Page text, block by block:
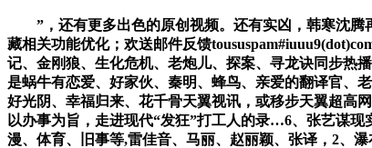
”，还有更多出色的原创视频。还有实凶，韩寒沈腾
藏相关功能优化；欢送邮件反馈
记、金刚狼、生化危机、老炮儿、探案、寻龙诀同步热
是蜗牛有恋爱、好家伙、秦明、蜂鸟、亲爱的翻译官、
好光阴、幸福归来、花千骨天翼视讯，或移步天翼超高
以办事为旨，走进现代“发狂”打工人的录…6、张艺谋
漫、体育、旧事等,雷佳音、马丽、赵丽颖、张译，2、